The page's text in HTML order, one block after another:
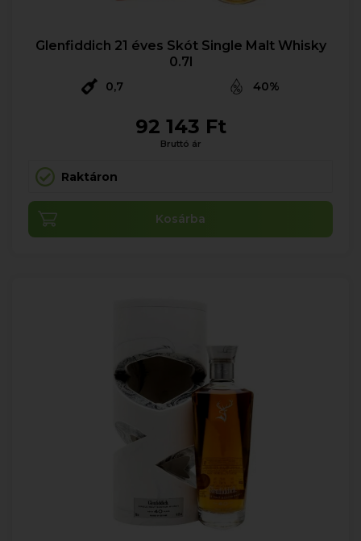
Glenfiddich 21 éves Skót Single Malt Whisky
0.7l
0,7 40%
92 143 Ft
Bruttó ár
Raktáron
Kosárba